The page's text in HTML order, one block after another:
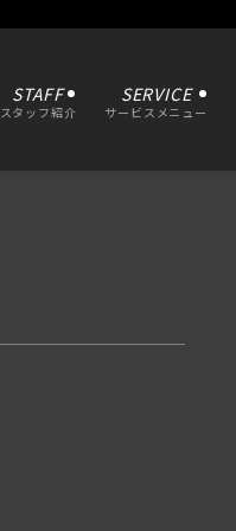
STAFF
スタッフ紹介
SERVICE
サービスメニュー